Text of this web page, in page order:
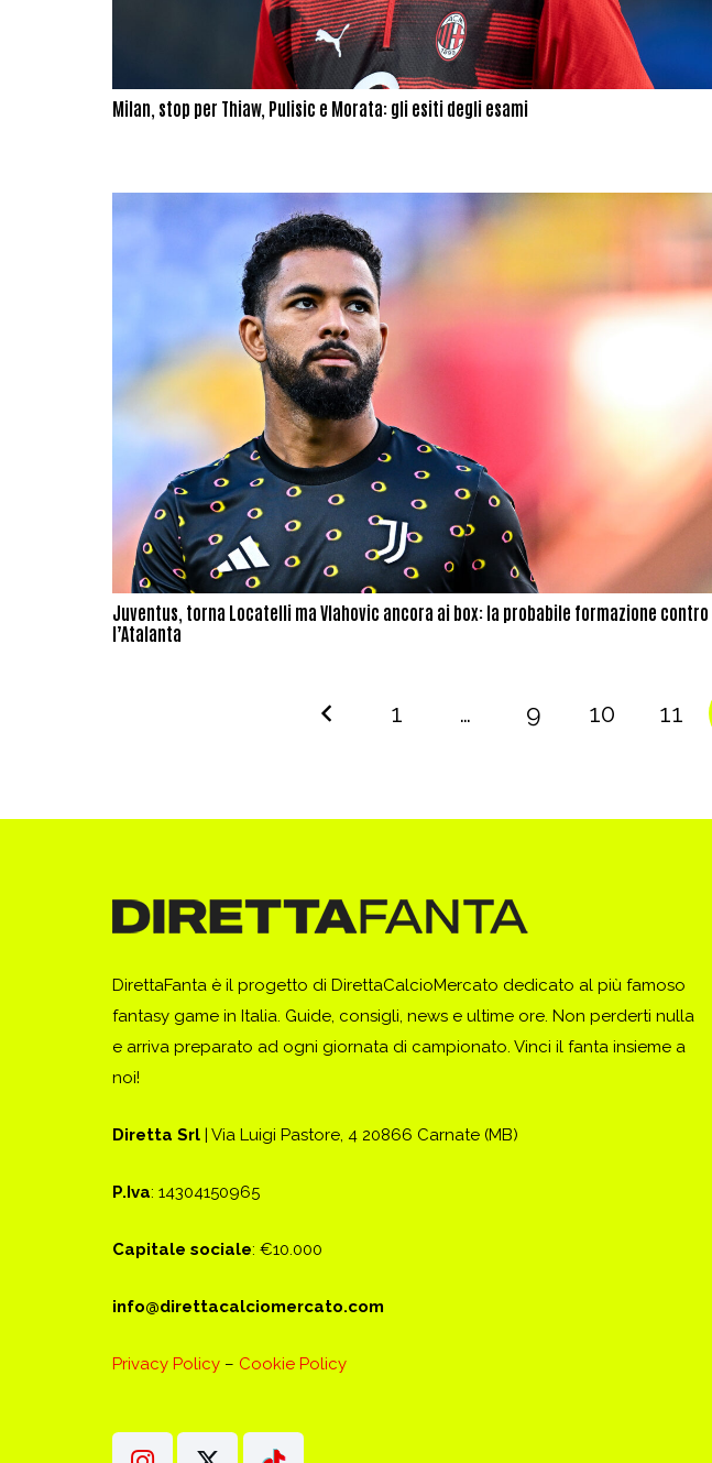
Milan, stop per Thiaw, Pulisic e Morata: gli esiti degli esami
Juventus, torna Locatelli ma Vlahovic ancora ai box: la probabile formazione contro
l’Atalanta
1 … 9 10 11
DirettaFanta è il progetto di DirettaCalcioMercato dedicato al più famoso
fantasy game in Italia. Guide, consigli, news e ultime ore. Non perderti nulla
e arriva preparato ad ogni giornata di campionato. Vinci il fanta insieme a
noi!
Diretta Srl | Via Luigi Pastore, 4 20866 Carnate (MB)
P.Iva: 14304150965
Capitale sociale: €10.000
info@direttacalciomercato.com
Privacy Policy – Cookie Policy